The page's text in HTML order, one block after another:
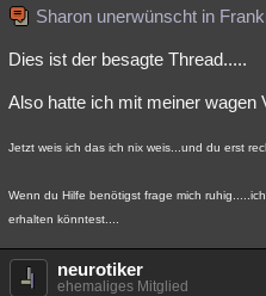
weitere Rubriken
Astronomie Helpdesk
Musik Clash
Besucht
Lesenswert
Sharon unerwünscht in
Dies ist der besagte Thread.....
Also hatte ich mit meiner wagen
Jetzt weis ich das ich nix weis...und du erst
Wenn du Hilfe benötigst frage mich
erhalten könntest....
neurotiker
ehemaliges Mitglied